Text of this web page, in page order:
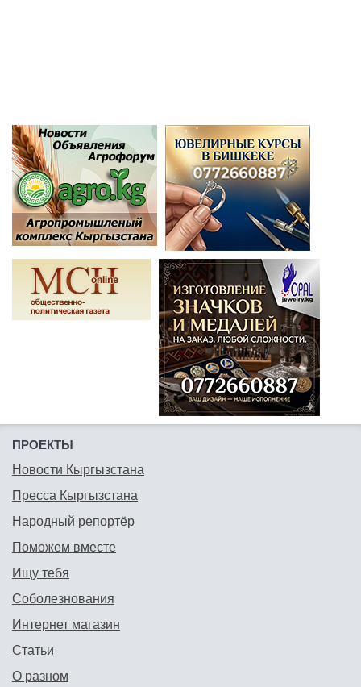
ПРОЕКТЫ
Новости Кыргызстана
Пресса Кыргызстана
Народный репортёр
Поможем вместе
Ищу тебя
Соболезнования
Интернет магазин
Статьи
О разном